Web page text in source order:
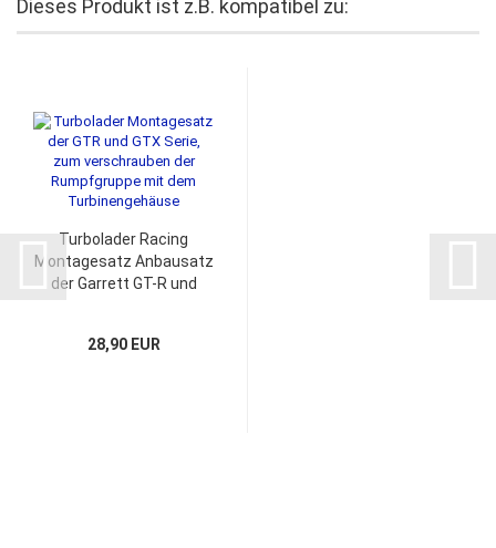
Dieses Produkt ist z.B. kompatibel zu:
Turbolader Racing
Montagesatz Anbausatz
der Garrett GT-R und
28,90 EUR